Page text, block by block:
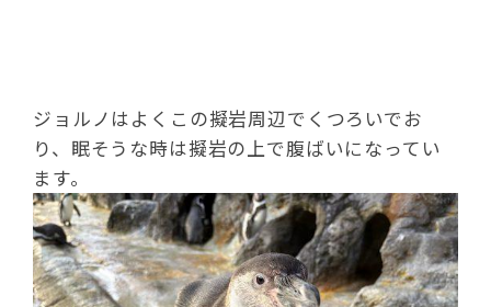
ジョルノはよくこの擬岩周辺でくつろいでお
り、眠そうな時は擬岩の上で腹ばいになってい
ます。